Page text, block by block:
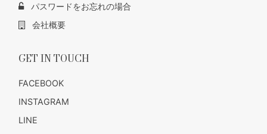
パスワードをお忘れの場合
会社概要
GET IN TOUCH
FACEBOOK
INSTAGRAM
LINE